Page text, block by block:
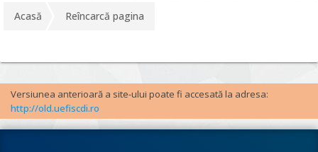
Acasă Reîncarcă pagina
Versiunea anterioară a site-ului poate fi accesată la adresa:
http://old.uefiscdi.ro